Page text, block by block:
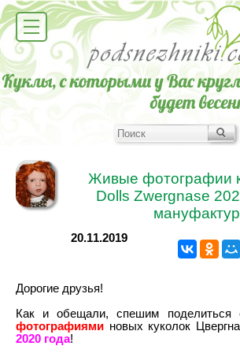
Живые фотографии
Dolls Zwergnase
20.11.2019
Дорогие друзья!
Как и обещали, спешим поделиться
фотографиями новых куколок
2020 года!